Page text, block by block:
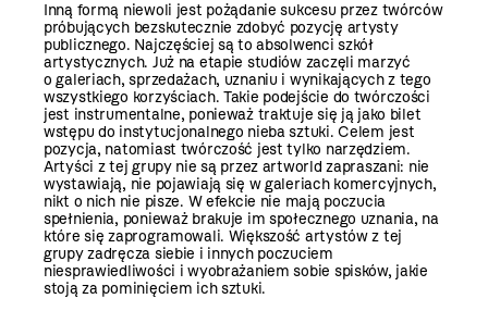
Inną formą niewoli jest pożądanie sukcesu przez twórców
próbujących bezskutecznie zdobyć pozycję artysty
publicznego. Najczęściej są to absolwenci szkół
artystycznych. Już na etapie studiów zaczęli marzyć
o galeriach, sprzedażach, uznaniu i wynikających z tego
wszystkiego korzyściach. Takie podejście do twórczości
jest instrumentalne, ponieważ traktuje się ją jako bilet
wstępu do instytucjonalnego nieba sztuki. Celem jest
pozycja, natomiast twórczość jest tylko narzędziem.
Artyści z tej grupy nie są przez art­world zapraszani: nie
wystawiają, nie pojawiają się w galeriach komercyjnych,
nikt o nich nie pisze. W efekcie nie mają poczucia
spełnienia, ponieważ brakuje im społecznego uznania, na
które się zaprogramowali. Większość artystów z tej
grupy zadręcza siebie i innych poczuciem
niesprawiedliwości i wyobrażaniem sobie spisków, jakie
stoją za pominięciem ich sztuki.